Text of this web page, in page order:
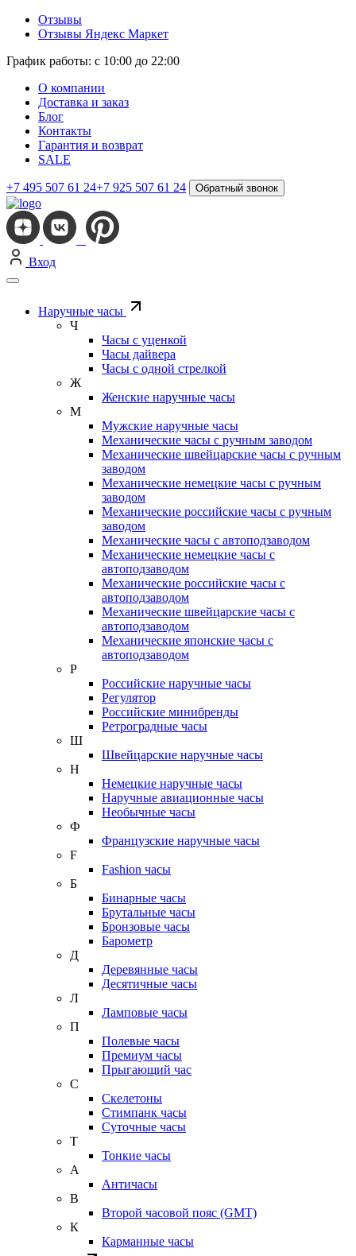
Отзывы
Отзывы Яндекс Маркет
График работы: с 10:00 до 22:00
О компании
Доставка и заказ
Блог
Контакты
Гарантия и возврат
SALE
+7 495 507 61 24+7 925 507 61 24 Обратный звонок
Вход
Наручные часы
Ч
Часы с уценкой
Часы дайвера
Часы с одной стрелкой
Ж
Женские наручные часы
М
Мужские наручные часы
Механические часы с ручным заводом
Механические швейцарские часы с ручным
заводом
Механические немецкие часы с ручным
заводом
Механические российские часы с ручным
заводом
Механические часы с автоподзаводом
Механические немецкие часы с
автоподзаводом
Механические российские часы с
автоподзаводом
Механические швейцарские часы с
автоподзаводом
Механические японские часы с
автоподзаводом
Р
Российские наручные часы
Регулятор
Российские минибренды
Ретроградные часы
Ш
Швейцарские наручные часы
Н
Немецкие наручные часы
Наручные авиационные часы
Необычные часы
Ф
Французские наручные часы
F
Fashion часы
Б
Бинарные часы
Брутальные часы
Бронзовые часы
Барометр
Д
Деревянные часы
Десятичные часы
Л
Ламповые часы
П
Полевые часы
Премиум часы
Прыгающий час
С
Скелетоны
Стимпанк часы
Суточные часы
Т
Тонкие часы
А
Античасы
В
Второй часовой пояс (GMT)
К
Карманные часы